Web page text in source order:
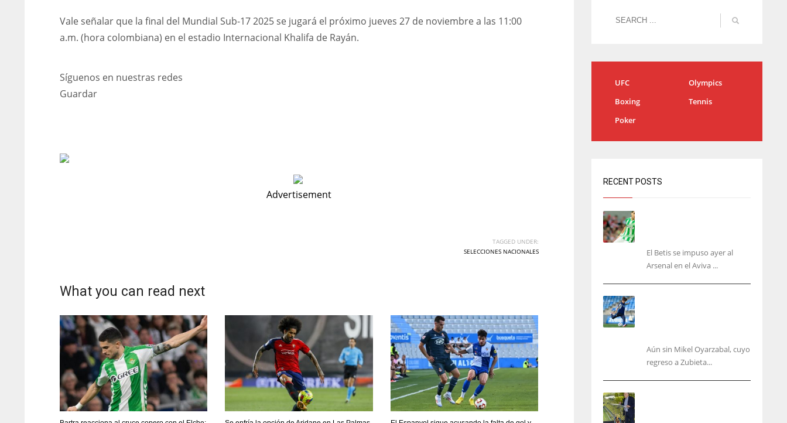
Vale señalar que la final del Mundial Sub-17 2025 se jugará el próximo jueves 27 de noviembre a las 11:00
a.m. (hora colombiana) en el estadio Internacional Khalifa de Rayán.
Síguenos en nuestras redes
Guardar
Advertisement
TAGGED UNDER:
SELECCIONES NACIONALES
What you can read next
UFC
Olympics
Boxing
Tennis
Poker
RECENT POSTS
El Betis se impuso ayer al
Arsenal en el Aviva ...
Aún sin Mikel Oyarzabal, cuyo
regreso a Zubieta...